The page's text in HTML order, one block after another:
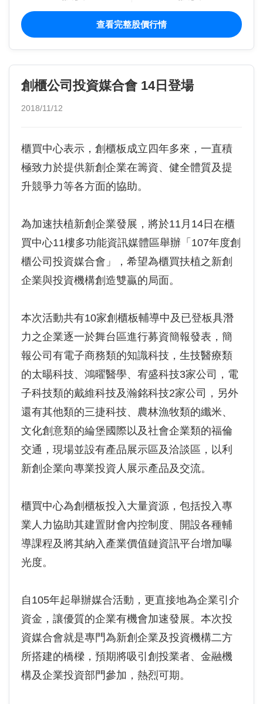
查看完整股價行情
創櫃公司投資媒合會 14日登場
2018/11/12
櫃買中心表示，創櫃板成立四年多來，一直積
極致力於提供新創企業在籌資、健全體質及提
升競爭力等各方面的協助。
為加速扶植新創企業發展，將於11月14日在櫃
買中心11樓多功能資訊媒體區舉辦「107年度創
櫃公司投資媒合會」，希望為櫃買扶植之新創
企業與投資機構創造雙贏的局面。
本次活動共有10家創櫃板輔導中及已登板具潛
力之企業逐一於舞台區進行募資簡報發表，簡
報公司有電子商務類的知識科技，生技醫療類
的太暘科技、鴻曜醫學、宥盛科技3家公司，電
子科技類的戴維科技及瀚銘科技2家公司，另外
還有其他類的三捷科技、農林漁牧類的纖米、
文化創意類的綸堡國際以及社會企業類的福倫
交通，現場並設有產品展示區及洽談區，以利
新創企業向專業投資人展示產品及交流。
櫃買中心為創櫃板投入大量資源，包括投入專
業人力協助其建置財會內控制度、開設各種輔
導課程及將其納入產業價值鏈資訊平台增加曝
光度。
自105年起舉辦媒合活動，更直接地為企業引介
資金，讓優質的企業有機會加速發展。本次投
資媒合會就是專門為新創企業及投資機構二方
所搭建的橋樑，預期將吸引創投業者、金融機
構及企業投資部門參加，熱烈可期。